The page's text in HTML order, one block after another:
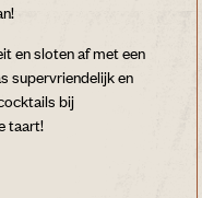
en sloten af met een
supervriendelijk en
bij
taart!